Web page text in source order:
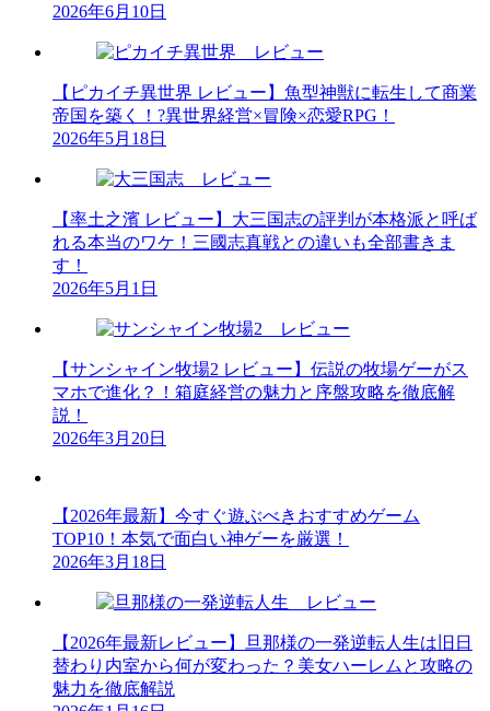
2026年6月10日
【ピカイチ異世界 レビュー】魚型神獣に転生して商業
帝国を築く！?異世界経営×冒険×恋愛RPG！
2026年5月18日
【率土之濱 レビュー】大三国志の評判が本格派と呼ば
れる本当のワケ！三國志真戦との違いも全部書きま
す！
2026年5月1日
【サンシャイン牧場2 レビュー】伝説の牧場ゲーがス
マホで進化？！箱庭経営の魅力と序盤攻略を徹底解
説！
2026年3月20日
【2026年最新】今すぐ遊ぶべきおすすめゲーム
TOP10！本気で面白い神ゲーを厳選！
2026年3月18日
【2026年最新レビュー】旦那様の一発逆転人生は旧日
替わり内室から何が変わった？美女ハーレムと攻略の
魅力を徹底解説